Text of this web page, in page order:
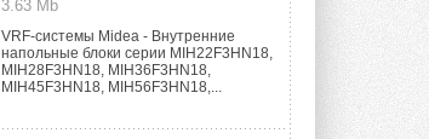
3.63 Mb
VRF-системы Midea - Внутренние
напольные блоки серии MIH22F3HN18,
MIH28F3HN18, MIH36F3HN18,
MIH45F3HN18, MIH56F3HN18,...